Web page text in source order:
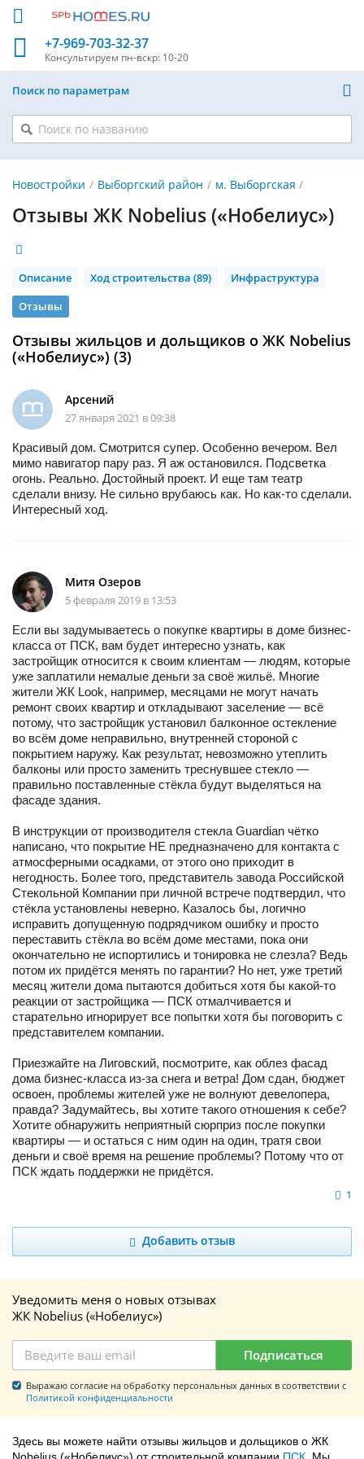
+7-969-703-32-37
Консультируем пн-вскр: 10-20
Поиск по параметрам
Новостройки Выборгский район м. Выборгская
Отзывы ЖК Nobelius («Нобелиус»)
Описание Ход строительства (89)
Инфраструктура
Отзывы
Отзывы жильцов и дольщиков о ЖК Nobelius
(«Нобелиус») (3)
Арсений
27 января 2021 в 09:38
Красивый дом. Смотрится супер. Особенно вечером. Вел
мимо навигатор пару раз. Я аж остановился. Подсветка
огонь. Реально. Достойный проект. И еще там театр
сделали внизу. Не сильно врубаюсь как. Но как-то сделали.
Интересный ход.
Митя Озеров
5 февраля 2019 в 13:53
Если вы задумываетесь о покупке квартиры в доме бизнес-
класса от ПСК, вам будет интересно узнать, как
застройщик относится к своим клиентам — людям, которые
уже заплатили немалые деньги за своё жильё. Многие
жители ЖК Look, например, месяцами не могут начать
ремонт своих квартир и откладывают заселение — всё
потому, что застройщик установил балконное остекление
во всём доме неправильно, внутренней стороной с
покрытием наружу. Как результат, невозможно утеплить
балконы или просто заменить треснувшее стекло —
правильно поставленные стёкла будут выделяться на
фасаде здания.
В инструкции от производителя стекла Guardian чётко
написано, что покрытие НЕ предназначено для контакта с
атмосферными осадками, от этого оно приходит в
негодность. Более того, представитель завода Российской
Стекольной Компании при личной встрече подтвердил, что
стёкла установлены неверно. Казалось бы, логично
исправить допущенную подрядчиком ошибку и просто
переставить стёкла во всём доме местами, пока они
окончательно не испортились и тонировка не слезла? Ведь
потом их придётся менять по гарантии? Но нет, уже третий
месяц жители дома пытаются добиться хотя бы какой-то
реакции от застройщика — ПСК отмалчивается и
старательно игнорирует все попытки хотя бы поговорить с
представителем компании.
Приезжайте на Лиговский, посмотрите, как облез фасад
дома бизнес-класса из-за снега и ветра! Дом сдан, бюджет
освоен, проблемы жителей уже не волнуют девелопера,
правда? Задумайтесь, вы хотите такого отношения к себе?
Хотите обнаружить неприятный сюрприз после покупки
квартиры — и остаться с ним один на один, тратя свои
деньги и своё время на решение проблемы? Потому что от
ПСК ждать поддержки не придётся.
1
Добавить отзыв
Уведомить меня о новых отзывах
ЖК Nobelius («Нобелиус»)
Подписаться
Выражаю согласие на обработку персональных данных в соответствии с
Политикой конфиденциальности
Здесь вы можете найти отзывы жильцов и дольщиков о ЖК